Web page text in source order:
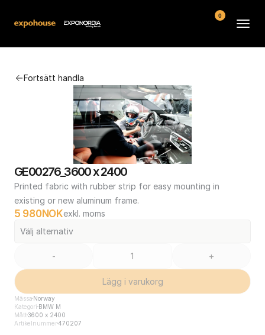
Fortsätt handla
GE00276_3600 x 2400
Printed fabric with rubber strip for easy mounting in
existing or new aluminum frame.
5 980NOKexkl. moms
Välj alternativ
- +
Lägg i varukorg
Mässa Norway
Kategori BMW M
Mått3600 x 2400
Artikelnummer470207
Kontakt
Köpvillkor
0